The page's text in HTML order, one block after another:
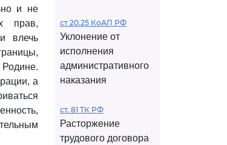
и не
прав,
влечь
а
ст 20.25 КоАП РФ
Уклонение от
исполнения
административного
наказания
ст. 81 ТК РФ
Расторжение
трудового договора